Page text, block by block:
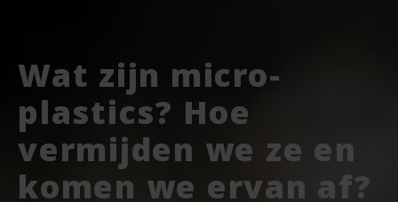
Wat zijn micro-
plastics? Hoe
vermijden we ze en
komen we ervan af?